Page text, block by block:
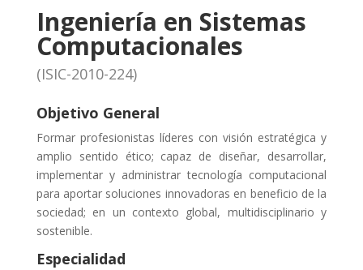
Ingeniería en Sistemas
Computacionales
(ISIC-2010-224)
Objetivo General
Formar profesionistas líderes con visión estratégica y
amplio sentido ético; capaz de diseñar, desarrollar,
implementar y administrar tecnología computacional
para aportar soluciones innovadoras en beneficio de la
sociedad; en un contexto global, multidisciplinario y
sostenible.
Especialidad